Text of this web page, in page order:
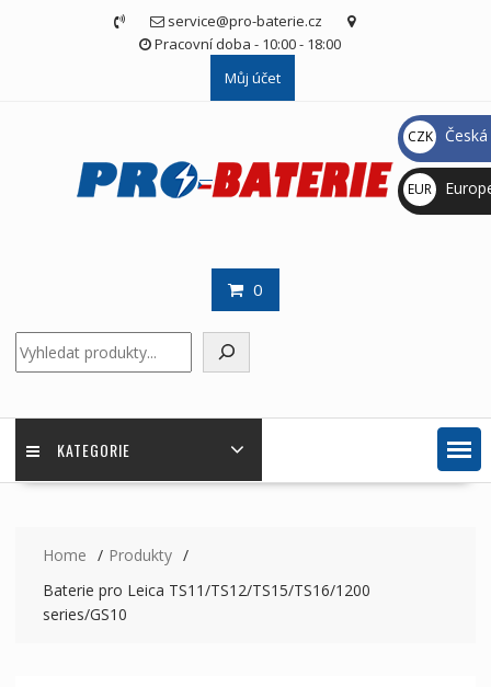
service@pro-baterie.cz
Pracovní doba - 10:00 - 18:00
Můj účet
0
KATEGORIE
Home
Produkty
Baterie pro Leica TS11/TS12/TS15/TS16/1200
series/GS10
CZK
Kč
EUR
€